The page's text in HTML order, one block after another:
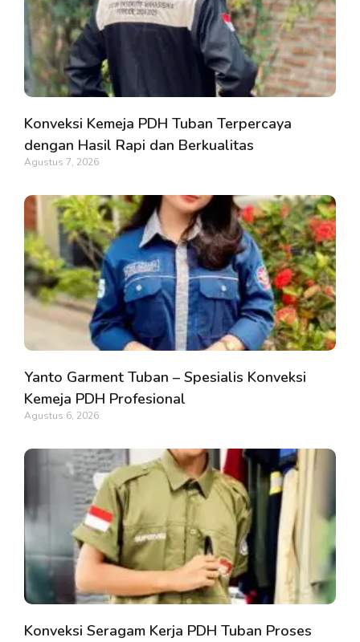
Konveksi Kemeja PDH Tuban Terpercaya
dengan Hasil Rapi dan Berkualitas
Agustus 7, 2026
Yanto Garment Tuban – Spesialis Konveksi
Kemeja PDH Profesional
Agustus 6, 2026
Konveksi Seragam Kerja PDH Tuban Proses